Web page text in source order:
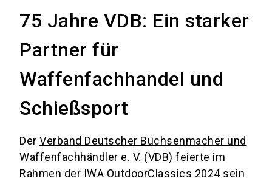
75 Jahre VDB: Ein starker
Partner für
Waffenfachhandel und
Schießsport
Der Verband Deutscher Büchsenmacher und
Waffenfachhändler e. V. (VDB) feierte im
Rahmen der IWA OutdoorClassics 2024 sein